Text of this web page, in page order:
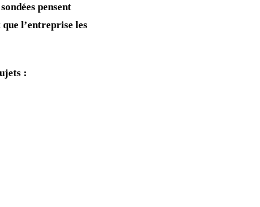
pensent
l’entreprise les
: